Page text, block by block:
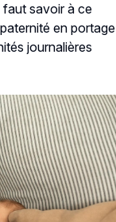
faut savoir à ce
en portage
journalières